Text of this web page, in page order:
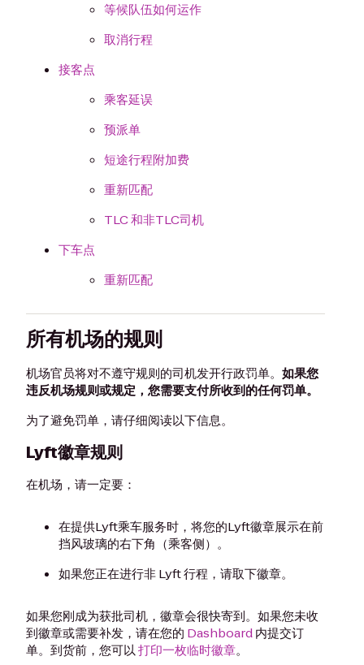
等候队伍如何运作
取消行程
接客点
乘客延误
预派单
短途行程附加费
重新匹配
TLC 和非TLC司机
下车点
重新匹配
所有机场的规则
机场官员将对不遵守规则的司机发开行政罚单。 如果您
违反机场规则或规定，您需要支付所收到的任何罚单。
为了避免罚单，请仔细阅读以下信息。
Lyft徽章规则
在机场，请一定要：
在提供Lyft乘车服务时，将您的Lyft徽章展示在前
挡风玻璃的右下角（乘客侧）。
如果您正在进行非 Lyft 行程，请取下徽章。
如果您刚成为获批司机，徽章会很快寄到。如果您未收
到徽章或需要补发，请在您的 Dashboard内提交订
单。到货前，您可以打印一枚临时徽章。